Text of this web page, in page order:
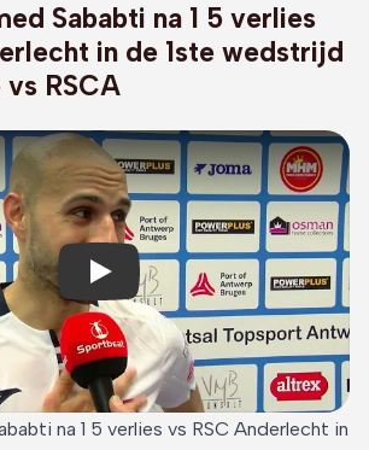
Sababti na 1 5 verlies
in de 1ste wedstrijd
RSCA
Play
na 1 5 verlies vs RSC Anderlecht in